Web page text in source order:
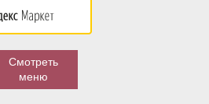
Смотреть
меню